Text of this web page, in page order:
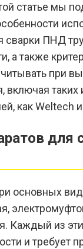
статье мы
сварки ПНД
а также
при
включая таких
какWeltech
для
основных
Каждый из
и требует